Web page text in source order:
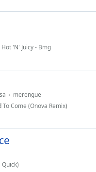
'N' Juicy - Bmg
merengue
Come (Onova Remix)